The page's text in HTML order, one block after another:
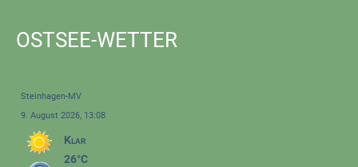
OSTSEE-WETTER
Steinhagen-MV
9. August 2026, 13:08
Klar
26°C